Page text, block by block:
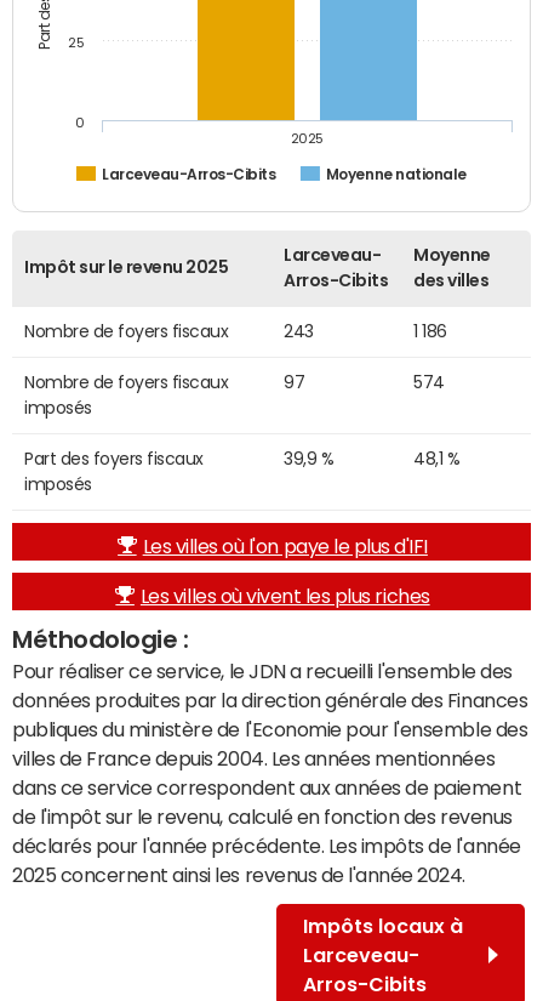
Larceveau-Arros-Cibits Moyenne nationale
2025
0
25
Impôt sur le revenu 2025
Larceveau-
Arros-Cibits
Moyenne
des villes
Nombre de foyers fiscaux 243 1 186
Nombre de foyers fiscaux
imposés
97 574
Part des foyers fiscaux
imposés
39,9 % 48,1 %
Les villes où l'on paye le plus d'IFI
Les villes où vivent les plus riches
Méthodologie :
Pour réaliser ce service, le JDN a recueilli l'ensemble des
données produites par la direction générale des Finances
publiques du ministère de l'Economie pour l'ensemble des
villes de France depuis 2004. Les années mentionnées
dans ce service correspondent aux années de paiement
de l'impôt sur le revenu, calculé en fonction des revenus
déclarés pour l'année précédente. Les impôts de l'année
2025 concernent ainsi les revenus de l'année 2024.
Impôts locaux à
Larceveau-
Arros-Cibits